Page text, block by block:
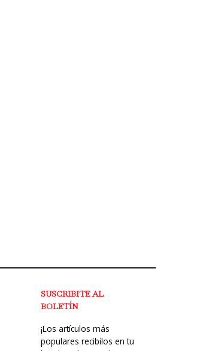
SUSCRIBITE AL
BOLETÍN
¡Los artículos más
populares recibilos en tu